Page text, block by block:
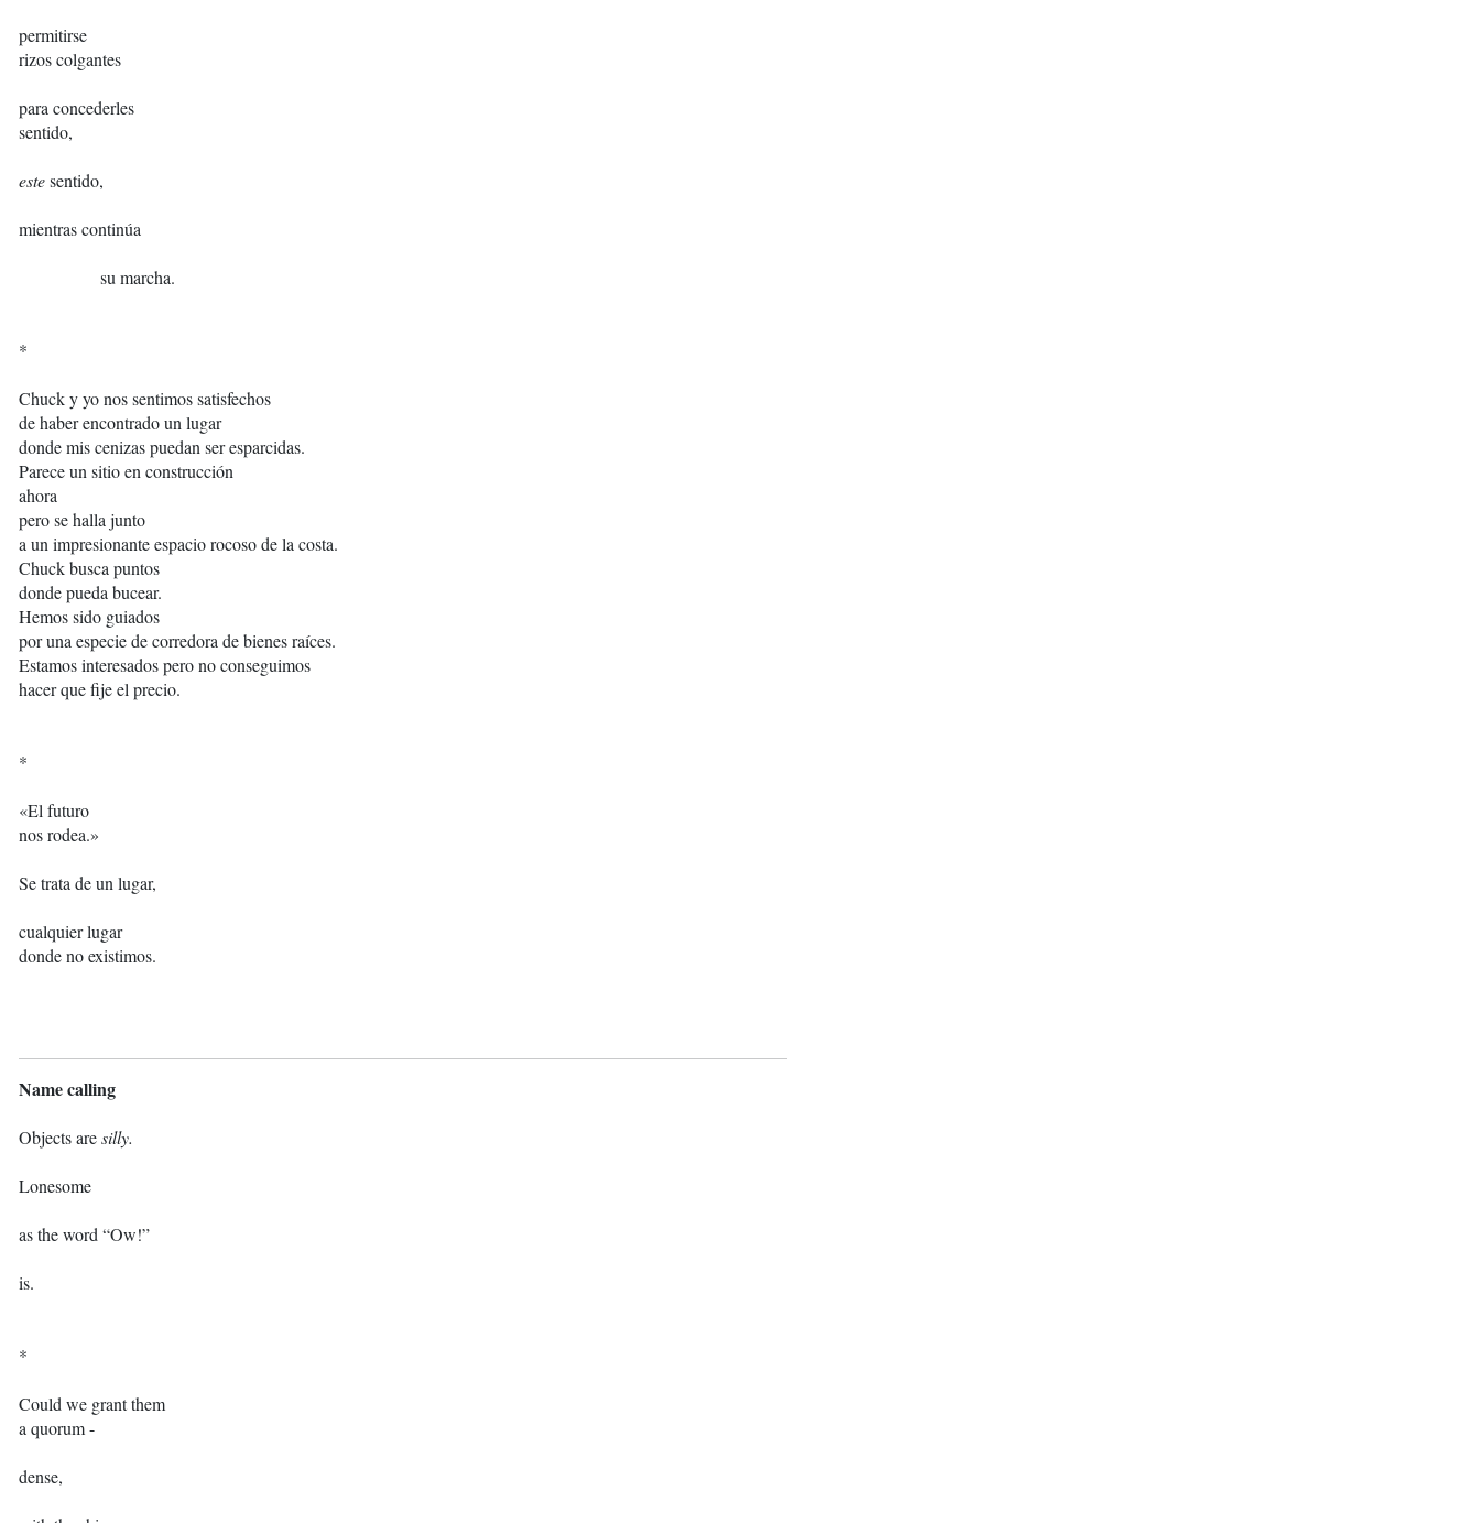
permitirse
rizos colgantes
para concederles
sentido,
estesentido,
mientras continúa
su marcha.
*
Chuck y yo nos sentimos satisfechos
de haber encontrado un lugar
donde mis cenizas puedan ser esparcidas.
Parece un sitio en construcción
ahora
pero se halla junto
a un impresionante espacio rocoso de la costa.
Chuck busca puntos
donde pueda bucear.
Hemos sido guiados
por una especie de corredora de bienes raíces.
Estamos interesados pero no conseguimos
hacer que fije el precio.
*
«El futuro
nos rodea.»
Se trata de un lugar,
cualquier lugar
donde no existimos.
Name calling
Objects aresilly.
Lonesome
as the word “Ow!”
is.
*
Could we grant them
a quorum -
dense,